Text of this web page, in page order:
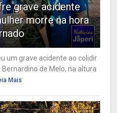
grave acidente
morre na hora
um grave acidente ao colidir
de Melo, na altura
Mais